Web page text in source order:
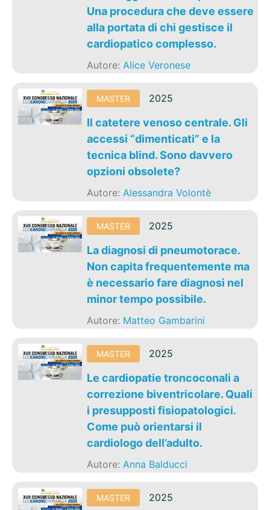
Una procedura che deve essere
alla portata di chi gestisce il
cardiopatico complesso.
Autore:Alice Veronese
MASTER 2025
Il catetere venoso centrale. Gli
accessi “dimenticati” e la
tecnica blind. Sono davvero
opzioni obsolete?
Autore:Alessandra Volontè
MASTER 2025
La diagnosi di pneumotorace.
Non capita frequentemente ma
è necessario fare diagnosi nel
minor tempo possibile.
Autore: Matteo Gambarini
MASTER 2025
Le cardiopatie troncoconali a
correzione biventricolare. Quali
i presupposti fisiopatologici.
Come può orientarsi il
cardiologo dell’adulto.
Autore:Anna Balducci
MASTER 2025